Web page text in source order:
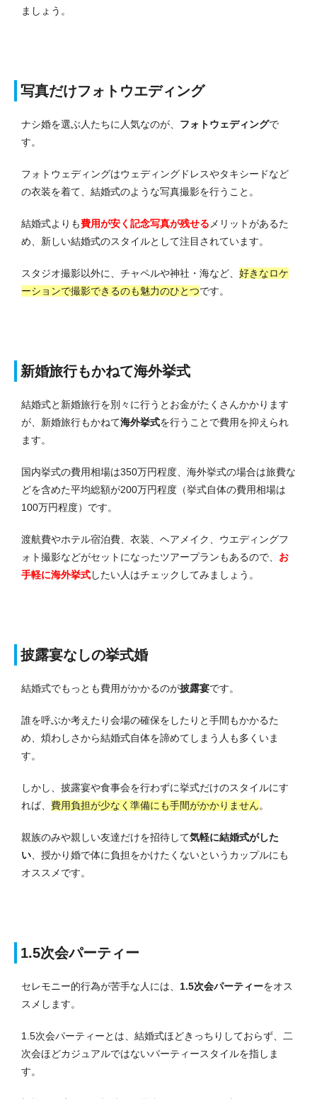
ましょう。
写真だけフォトウエディング
ナシ婚を選ぶ人たちに人気なのが、 フォトウェディングで
す。
フォトウェディングはウェディングドレスやタキシードなど
の衣装を着て、結婚式のような写真撮影を行うこと。
結婚式よりも費用が安く記念写真が残せる メリットがあるた
め、新しい結婚式のスタイルとして注目されています。
スタジオ撮影以外に、チャペルや神社・海など、 好きなロケ
ーションで撮影できるのも魅力のひとつです。
新婚旅行もかねて海外挙式
結婚式と新婚旅行を別々に行うとお金がたくさんかかります
が、新婚旅行もかねて海外挙式を行うことで費用を抑えられ
ます。
国内挙式の費用相場は350万円程度、海外挙式の場合は旅費な
どを含めた平均総額が200万円程度（挙式自体の費用相場は
100万円程度）です。
渡航費やホテル宿泊費、衣装、ヘアメイク、ウエディングフ
ォト撮影などがセットになったツアープランもあるので、 お
手軽に海外挙式したい人はチェックしてみましょう。
披露宴なしの挙式婚
結婚式でもっとも費用がかかるのが披露宴です。
誰を呼ぶか考えたり会場の確保をしたりと手間もかかるた
め、煩わしさから結婚式自体を諦めてしまう人も多くいま
す。
しかし、披露宴や食事会を行わずに挙式だけのスタイルにす
れば、 費用負担が少なく準備にも手間がかかりません。
親族のみや親しい友達だけを招待して気軽に結婚式がした
い 、授かり婚で体に負担をかけたくないというカップルにも
オススメです。
1.5次会パーティー
セレモニー的行為が苦手な人には、 1.5次会パーティーをオス
スメします。
1.5次会パーティーとは、結婚式ほどきっちりしておらず、二
次会ほどカジュアルではないパーティースタイルを指しま
す。